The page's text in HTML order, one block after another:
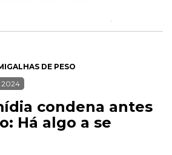
DE PESO
2024
condena antes
Há algo a se